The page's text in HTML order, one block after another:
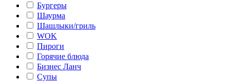
Бургеры
Шаурма
Шашлыки/гриль
WOK
Пироги
Горячие блюда
Бизнес Ланч
Супы